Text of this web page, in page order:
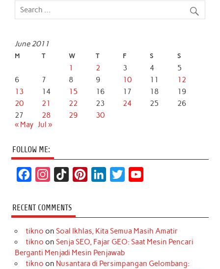
June 2011
M T W T F S S
1 2 3 4
5
6
7 8 9 10 11
12
13
14 15 16 17 18
19
20
21 22 23 24 25
26
27
28 29
30
« May Jul »
FOLLOW ME:
c
e
b
o
s
t
a
r
k
T
o
k
t
e
r
e
k
e
d
I
t
t
r
T
u
e
RECENT COMMENTS
tikno on Soal Ikhlas, Kita Semua Masih Amatir
tikno on Senja SEO, Fajar GEO: Saat Mesin Pencari
Berganti Menjadi Mesin Penjawab
tikno on Nusantara di Persimpangan Gelombang: